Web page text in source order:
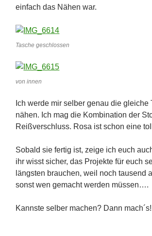
einfach das Nähen war.
Tasche geschlossen
von innen
Ich werde mir selber genau die gleiche
nähen. Ich mag die Kombination der
Reißverschluss. Rosa ist schon eine
Sobald sie fertig ist, zeige ich euch
ihr wisst sicher, das Projekte für euch
längsten brauchen, weil noch tausend
sonst wen gemacht werden müssen….
Kannste selber machen? Dann mach´s!